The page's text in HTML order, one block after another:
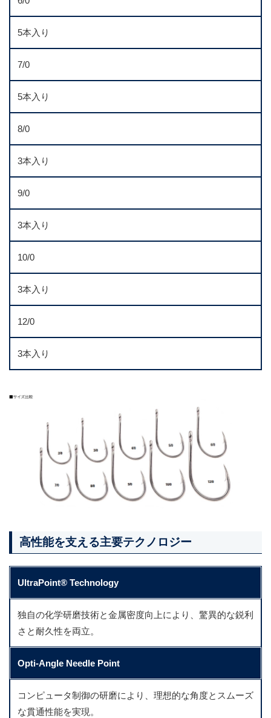
5本入り
7/0
5本入り
8/0
3本入り
9/0
3本入り
10/0
3本入り
12/0
3本入り
高性能を支える主要テクノロジー
UltraPoint® Technology
独自の化学研磨技術と金属密度向上により、驚異的な鋭利
さと耐久性を両立。
Opti-Angle Needle Point
コンピュータ制御の研磨により、理想的な角度とスムーズ
な貫通性能を実現。